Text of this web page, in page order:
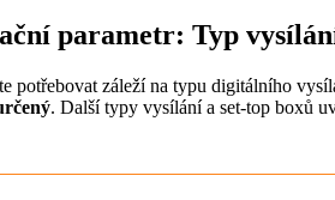
parametr: Typ
potřebovat záleží na typu digitálního
. Další typy vysílání a set-top boxů